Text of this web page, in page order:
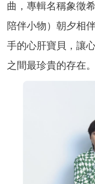
曲，專輯名稱象徵
陪伴小物）朝夕相
手的心肝寶貝，讓
之間最珍貴的存在。